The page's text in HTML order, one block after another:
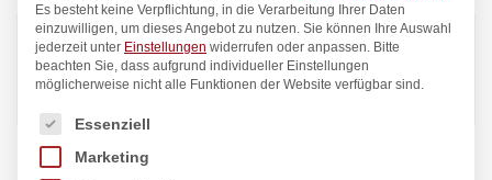
47 Produkte gefunden
Standardsortierung
Es besteht keine Verpflichtung, in die Verarbeitung Ihrer Daten
einzuwilligen, um dieses Angebot zu nutzen. Sie können Ihre Auswahl
jederzeit unter Einstellungen widerrufen oder anpassen. Bitte
beachten Sie, dass aufgrund individueller Einstellungen
möglicherweise nicht alle Funktionen der Website verfügbar sind.
Es folgt eine Liste der Service-Gruppen, für die eine
Essenziell
Marketing